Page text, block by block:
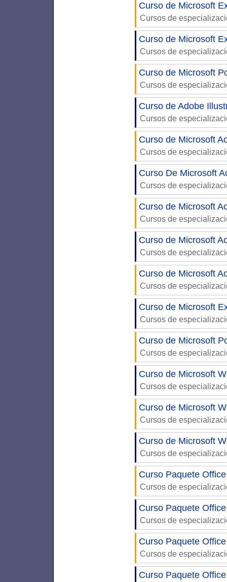
Curso de Microsoft
Cursos de
Curso de Microsoft
Cursos de
Curso de Microsoft
Cursos de
Curso de Adobe
Cursos de
Curso de Microsoft
Cursos de
Curso De Microsoft
Cursos de
Curso de Microsoft
Cursos de
Curso de Microsoft
Cursos de
Curso de Microsoft
Cursos de
Curso de Microsoft
Cursos de
Curso de Microsoft
Cursos de
Curso de Microsoft
Cursos de
Curso de Microsoft
Cursos de
Curso de Microsoft
Cursos de
Curso Paquete
Cursos de
Curso Paquete
Cursos de
Curso Paquete
Cursos de
Curso Paquete